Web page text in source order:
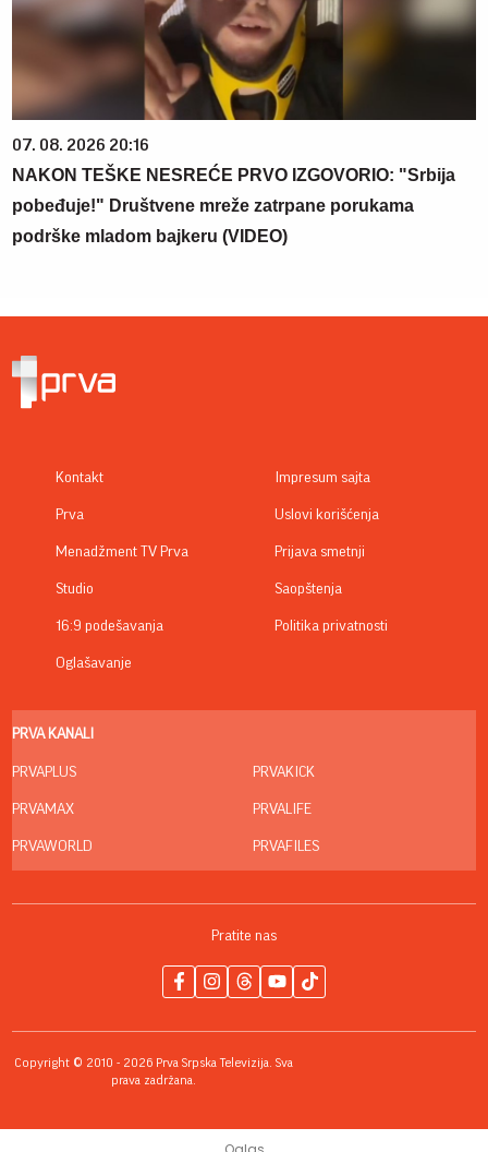
07. 08. 2026 20:16
NAKON TEŠKE NESREĆE PRVO IZGOVORIO: "Srbija
pobeđuje!" Društvene mreže zatrpane porukama
podrške mladom bajkeru (VIDEO)
Kontakt
Prva
Menadžment TV Prva
Studio
16:9 podešavanja
Oglašavanje
Impresum sajta
Uslovi korišćenja
Prijava smetnji
Saopštenja
Politika privatnosti
PRVA KANALI
PRVAPLUS
PRVAMAX
PRVAWORLD
PRVAKICK
PRVALIFE
PRVAFILES
Pratite nas
Copyright © 2010 - 2026 Prva Srpska Televizija. Sva
prava zadržana.